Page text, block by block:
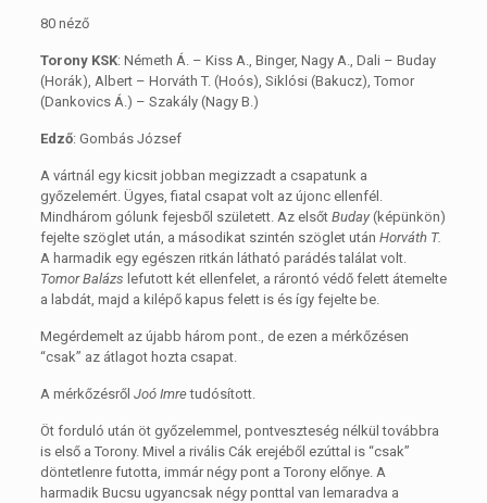
80 néző
Torony KSK: Németh Á. – Kiss A., Binger, Nagy A., Dali – Buday
(Horák), Albert – Horváth T. (Hoós), Siklósi (Bakucz), Tomor
(Dankovics Á.) – Szakály (Nagy B.)
Edző: Gombás József
A vártnál egy kicsit jobban megizzadt a csapatunk a
győzelemért. Ügyes, fiatal csapat volt az újonc ellenfél.
Mindhárom gólunk fejesből született. Az elsőt Buday(képünkön)
fejelte szöglet után, a másodikat szintén szöglet után Horváth T.
A harmadik egy egészen ritkán látható parádés találat volt.
Tomor Balázs lefutott két ellenfelet, a rárontó védő felett átemelte
a labdát, majd a kilépő kapus felett is és így fejelte be.
Megérdemelt az újabb három pont., de ezen a mérkőzésen
“csak” az átlagot hozta csapat.
A mérkőzésről Joó Imretudósított.
Öt forduló után öt győzelemmel, pontveszteség nélkül továbbra
is első a Torony. Mivel a rivális Cák erejéből ezúttal is “csak”
döntetlenre futotta, immár négy pont a Torony előnye. A
harmadik Bucsu ugyancsak négy ponttal van lemaradva a